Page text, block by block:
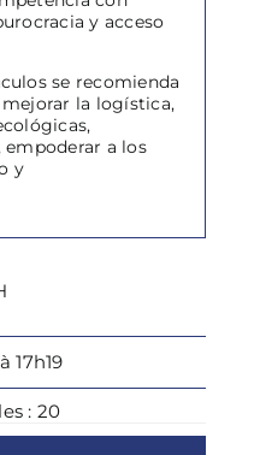
y acceso
se recomienda
la logística,
a los
y
17h19
: 20